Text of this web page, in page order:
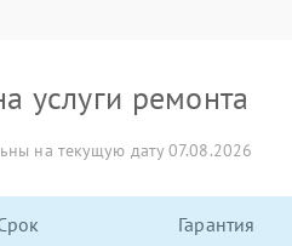
услуги ремонта
на текущую дату 07.08.2026
Гарантия